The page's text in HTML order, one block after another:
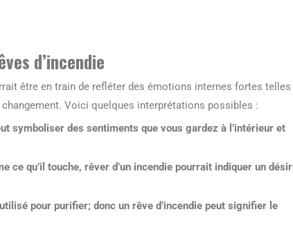
d’incendie
être en train de refléter des émotions internes fortes telles
Voici quelques interprétations possibles :
symboliser des sentiments que vous gardez à l’intérieur et
ce qu’il touche, rêver d’un incendie pourrait indiquer un désir
pour purifier; donc un rêve d’incendie peut signifier le